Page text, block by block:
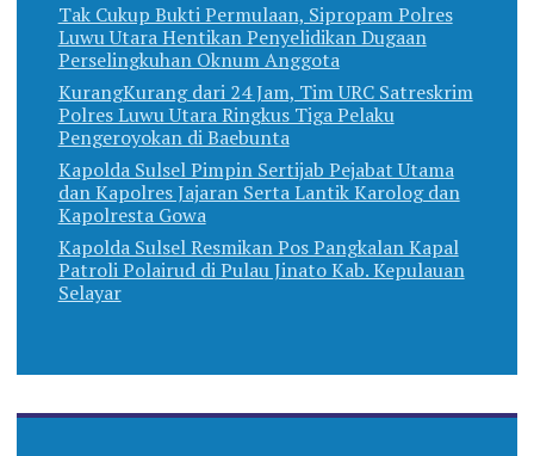
Tak Cukup Bukti Permulaan, Sipropam Polres
Luwu Utara Hentikan Penyelidikan Dugaan
Perselingkuhan Oknum Anggota
KurangKurang dari 24 Jam, Tim URC Satreskrim
Polres Luwu Utara Ringkus Tiga Pelaku
Pengeroyokan di Baebunta
Kapolda Sulsel Pimpin Sertijab Pejabat Utama
dan Kapolres Jajaran Serta Lantik Karolog dan
Kapolresta Gowa
Kapolda Sulsel Resmikan Pos Pangkalan Kapal
Patroli Polairud di Pulau Jinato Kab. Kepulauan
Selayar